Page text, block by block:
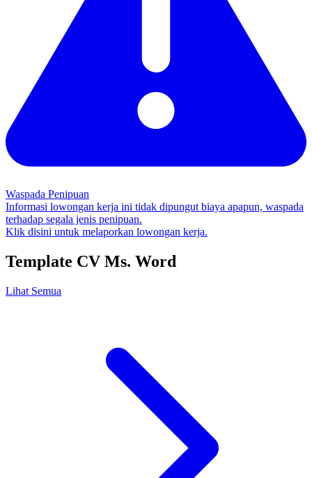
Waspada Penipuan
Informasi lowongan kerja ini tidak dipungut biaya apapun, waspada
terhadap segala jenis penipuan.
Klik disini untuk melaporkan lowongan kerja.
Template CV Ms. Word
Lihat Semua